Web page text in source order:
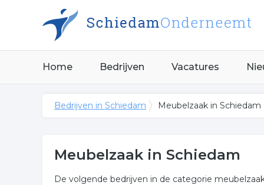
Home Bedrijven Vacatures
Bedrijven in Schiedam Meubelzaak in Schiedam
Meubelzaak in Schiedam
De volgende bedrijven in de categorie